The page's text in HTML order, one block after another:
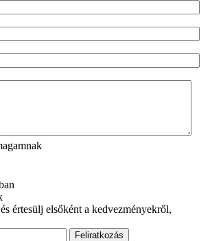
értesülj elsőként a kedvezményekről,
Feliratkozás